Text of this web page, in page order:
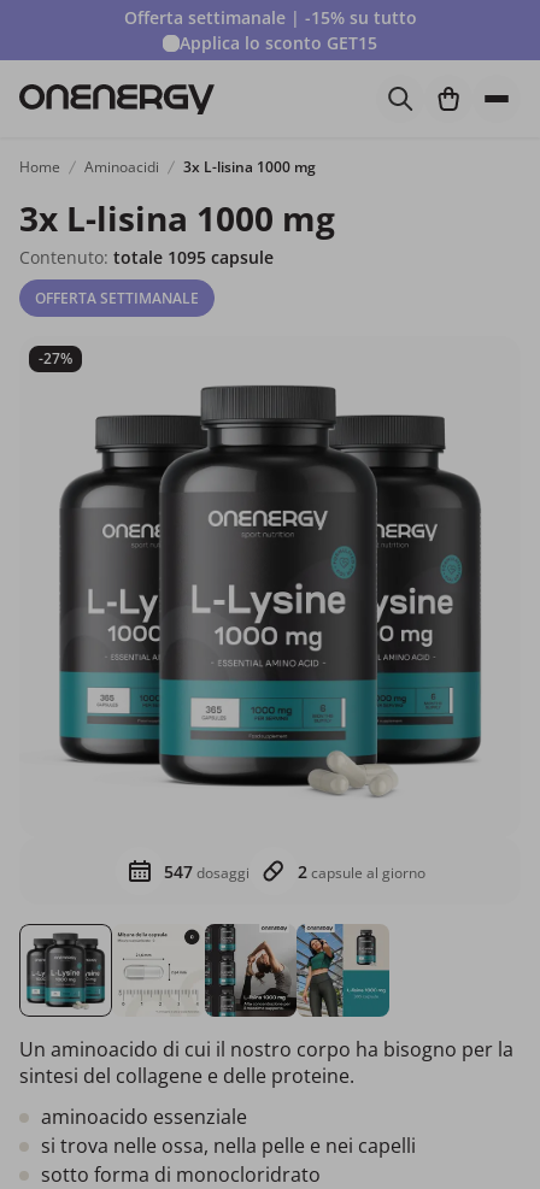
Offerta settimanale | -15% su tutto
Applica lo sconto GET15
Home Aminoacidi 3x L-lisina 1000 mg
3x L-lisina 1000 mg
Contenuto: totale 1095 capsule
OFFERTA SETTIMANALE
-27%
547dosaggi 2capsule al giorno
Un aminoacido di cui il nostro corpo ha bisogno per la
sintesi del collagene e delle proteine.
aminoacido essenziale
si trova nelle ossa, nella pelle e nei capelli
sotto forma di monocloridrato